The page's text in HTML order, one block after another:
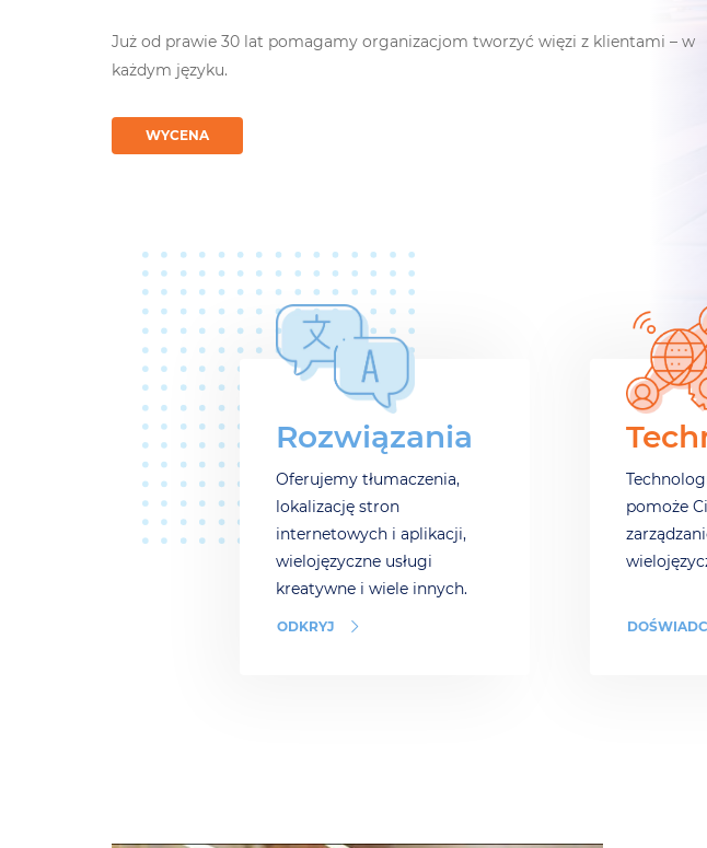
Już od prawie 30 lat pomagamy organizacjom tworzyć więzi z klientami – w
każdym języku.
WYCENA
Rozwiązania
Oferujemy tłumaczenia,
lokalizację stron
internetowych i aplikacji,
wielojęzyczne usługi
kreatywne i wiele innych.
ODKRYJ
pomoże